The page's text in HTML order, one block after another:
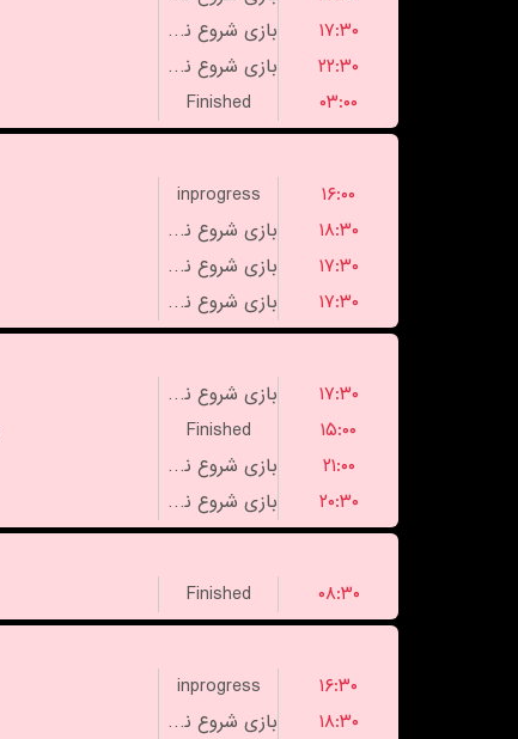
بازی شروع نشده است
۱۷:۳۰
بازی شروع نشده است
۲۲:۳۰
Finished
۰۳:۰۰
inprogress
۱۶:۰۰
بازی شروع نشده است
۱۸:۳۰
بازی شروع نشده است
۱۷:۳۰
بازی شروع نشده است
۱۷:۳۰
بازی شروع نشده است
۱۷:۳۰
Finished
۱۵:۰۰
بازی شروع نشده است
۲۱:۰۰
بازی شروع نشده است
۲۰:۳۰
Finished
۰۸:۳۰
inprogress
۱۶:۳۰
بازی شروع نشده است
۱۸:۳۰